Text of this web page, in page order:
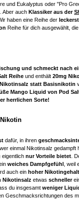
und Eukalyptus oder "Pro
Aber auch Klassiker aus der
haben eine Reihe der
Reihe für dich ausgewählt,
und schmeckt nach
Reihe und enthält 20mg
Nikotinsalz statt Basisnikotin
Mango Liquid von Pod
herrlichen Sorte!
dafür, in ihren
einmal Nikotinsalz gedampft
eigentlich nur Vorteile bietet .
weiches Dampfgefühl , weil
auch ein hoher Nikotingehalt
Nikotinsalz etwas schneller
du insgesamt weniger
Geschmacksrichtungen des